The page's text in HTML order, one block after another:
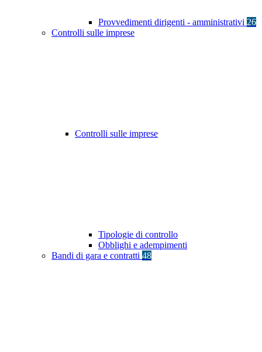
Provvedimenti dirigenti - amministrativi 26
Controlli sulle imprese
Controlli sulle imprese
Tipologie di controllo
Obblighi e adempimenti
Bandi di gara e contratti 48